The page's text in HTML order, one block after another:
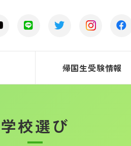
帰国生受験情報
学校選び